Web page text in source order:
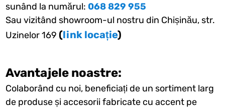
sunând la numărul: 068 829 955
Sau vizitând showroom-ul nostru din Chișinău, str.
Uzinelor 169(link locație)
Avantajele noastre:
Colaborând cu noi, beneficiați de un sortiment larg
de produse și accesorii fabricate cu accent pe